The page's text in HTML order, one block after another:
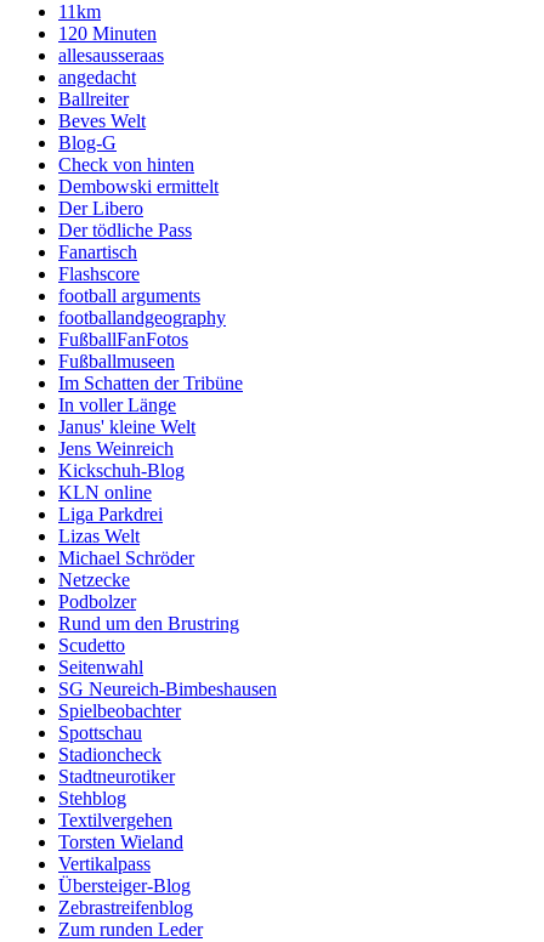
11km
120 Minuten
allesausseraas
angedacht
Ballreiter
Beves Welt
Blog-G
Check von hinten
Dembowski ermittelt
Der Libero
Der tödliche Pass
Fanartisch
Flashscore
football arguments
footballandgeography
FußballFanFotos
Fußballmuseen
Im Schatten der Tribüne
In voller Länge
Janus' kleine Welt
Jens Weinreich
Kickschuh-Blog
KLN online
Liga Parkdrei
Lizas Welt
Michael Schröder
Netzecke
Podbolzer
Rund um den Brustring
Scudetto
Seitenwahl
SG Neureich-Bimbeshausen
Spielbeobachter
Spottschau
Stadioncheck
Stadtneurotiker
Stehblog
Textilvergehen
Torsten Wieland
Vertikalpass
Übersteiger-Blog
Zebrastreifenblog
Zum runden Leder